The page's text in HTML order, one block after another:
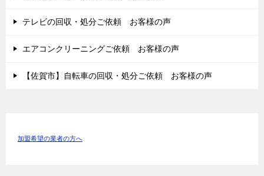
テレビの回収・処分ご依頼 お客様の声
エアコンクリーニングご依頼 お客様の声
【佐賀市】自転車の回収・処分ご依頼 お客様の声
加盟希望の業者の方へ